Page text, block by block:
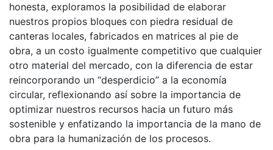
honesta, exploramos la posibilidad de elaborar
nuestros propios bloques con piedra residual de
canteras locales, fabricados en matrices al pie de
obra, a un costo igualmente competitivo que cualquier
otro material del mercado, con la diferencia de estar
reincorporando un “desperdicio” a la economía
circular, reflexionando así sobre la importancia de
optimizar nuestros recursos hacia un futuro más
sostenible y enfatizando la importancia de la mano de
obra para la humanización de los procesos.